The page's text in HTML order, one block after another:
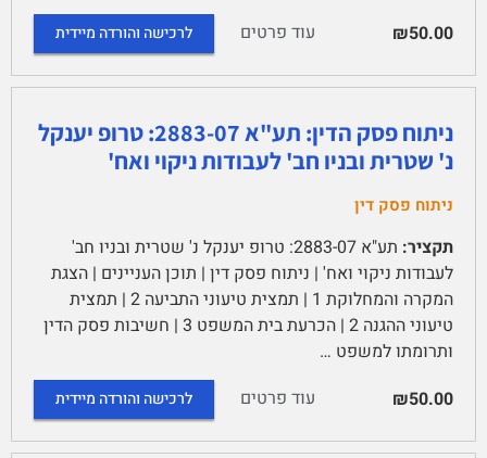
₪50.00
עוד פרטים לרכישה והורדה מיידית
ניתוח פסק הדין: תע"א 2883-07: טרופ יענקל
נ' שטרית ובניו חב' לעבודות ניקוי ואח'
ניתוח פסק דין
תקציר:
תע"א 2883-07: טרופ יענקל נ' שטרית ובניו חב'
לעבודות ניקוי ואח' | ניתוח פסק דין | תוכן העניינים | הצגת
המקרה והמחלוקת 1 | תמצית טיעוני התביעה 2 | תמצית
טיעוני ההגנה 2 | הכרעת בית המשפט 3 | חשיבות פסק הדין
ותרומתו למשפט …
₪50.00
עוד פרטים לרכישה והורדה מיידית